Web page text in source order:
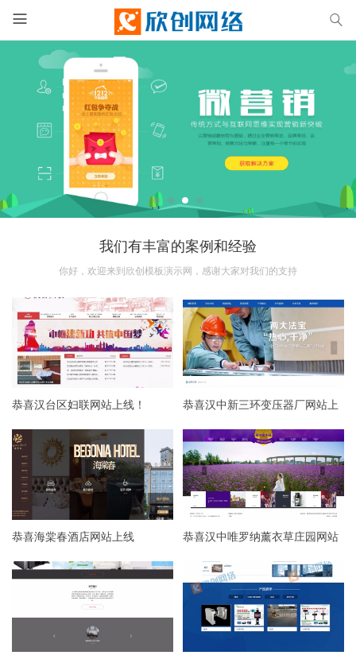
 
我们有丰富的案例和经验
你好，欢迎来到欣创模板演示网，感谢大家对我们的支持
恭喜汉台区妇联网站上线！
恭喜汉中新三环变压器厂网站上
恭喜海棠春酒店网站上线
恭喜汉中唯罗纳薰衣草庄园网站